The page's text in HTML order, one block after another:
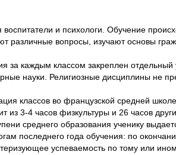
и психологи. Обучение
различные вопросы, изучают основы
за каждым классом закреплен отдельный
науки. Религиозные дисциплины не
классов во французской средней
из 3-4 часов физкультуры и 26 часов
среднего образования ученику
последнего года обучения: по
успеваемость по тому или